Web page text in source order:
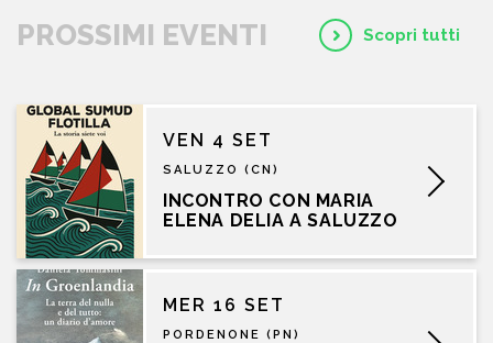
PROSSIMI EVENTI Scopri tutti
VEN 4 SET
SALUZZO (CN)
INCONTRO CON MARIA
ELENA DELIA A SALUZZO
MER 16 SET
PORDENONE (PN)